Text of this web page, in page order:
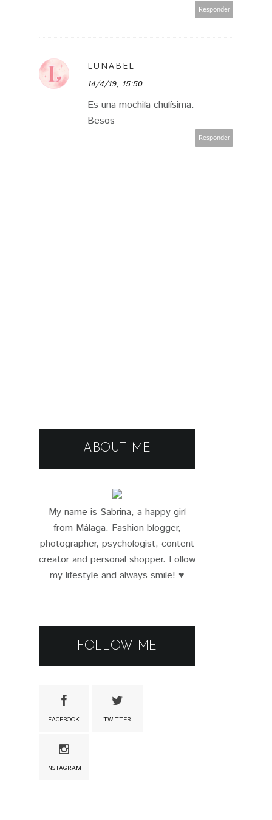
Responder
LUNABEL
14/4/19, 15:50
Es una mochila chulísima.
Besos
Responder
ABOUT ME
My name is Sabrina, a happy girl
from Málaga. Fashion blogger,
photographer, psychologist, content
creator and personal shopper. Follow
my lifestyle and always smile! ♥
FOLLOW ME
FACEBOOK TWITTER
INSTAGRAM